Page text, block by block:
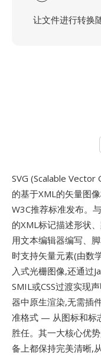
让文件进行转换
SVG (Scalable Vector
的基于XML的矢量图
W3C推荐标准发布。
的XML标记描述形状
用文本编辑器编写、
时支持矢量元素(由数
入式光栅图像,还通过
SMIL或CSS过渡实现
器中原生渲染,无需插
准格式 — 从图标和标
胜任。其一大核心优
备上都保持完美清晰,